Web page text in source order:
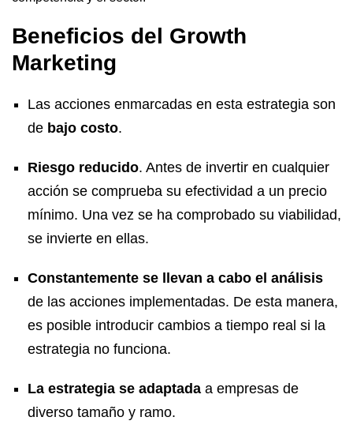
Beneficios del Growth
Marketing
Las acciones enmarcadas en esta estrategia son
de bajo costo.
Riesgo reducido. Antes de invertir en cualquier
acción se comprueba su efectividad a un precio
mínimo. Una vez se ha comprobado su viabilidad,
se invierte en ellas.
Constantemente se llevan a cabo el análisis
de las acciones implementadas. De esta manera,
es posible introducir cambios a tiempo real si la
estrategia no funciona.
La estrategia se adaptada a empresas de
diverso tamaño y ramo.